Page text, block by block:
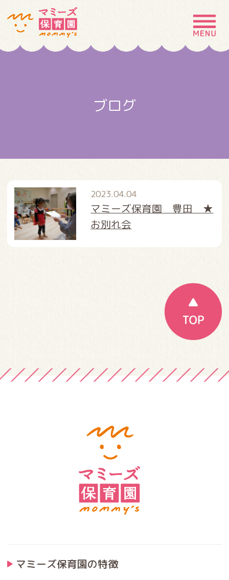
MENU
採用情報 お問い合わせ
ブログ
2023.04.04
マミーズ保育園 豊田 ★
お別れ会
マミーズ保育園の特徴